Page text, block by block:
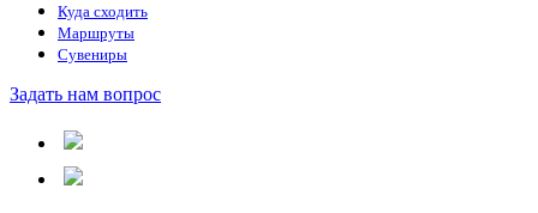
Куда сходить
Маршруты
Сувениры
Задать нам вопрос